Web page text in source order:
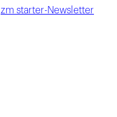
zm starter-Newsletter